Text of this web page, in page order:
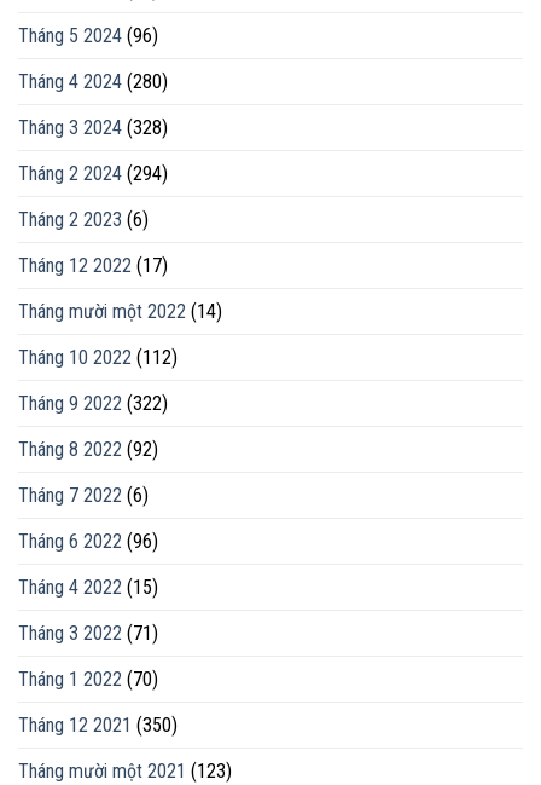
Tháng 5 2024 (96)
Tháng 4 2024 (280)
Tháng 3 2024 (328)
Tháng 2 2024 (294)
Tháng 2 2023 (6)
Tháng 12 2022 (17)
Tháng mười một 2022 (14)
Tháng 10 2022 (112)
Tháng 9 2022 (322)
Tháng 8 2022 (92)
Tháng 7 2022 (6)
Tháng 6 2022 (96)
Tháng 4 2022 (15)
Tháng 3 2022 (71)
Tháng 1 2022 (70)
Tháng 12 2021 (350)
Tháng mười một 2021 (123)